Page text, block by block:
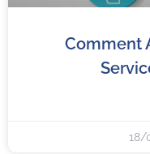
Comment
18/